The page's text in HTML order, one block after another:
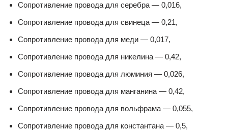
Сопротивление провода для серебра — 0,016,
Сопротивление провода для свинеца — 0,21,
Сопротивление провода для меди — 0,017,
Сопротивление провода для никелина — 0,42,
Сопротивление провода для люминия — 0,026,
Сопротивление провода для манганина — 0,42,
Сопротивление провода для вольфрама — 0,055,
Сопротивление провода для константана — 0,5,